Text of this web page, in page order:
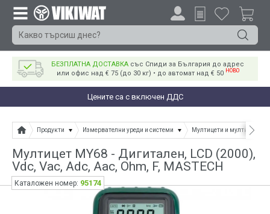
БЕЗПЛАТНА ДОСТАВКА със Спиди за България до адрес
или офис над € 75 (до 30 кг) • до автомат над € 50 НОВО
Цените са с включен ДДС
Продукти Измервателни уреди и системи Мултицети и мултимери
Мултицет MY68 - Дигитален, LCD (2000),
Vdc, Vac, Adc, Aac, Ohm, F, MASTECH
Каталожен номер: 95174